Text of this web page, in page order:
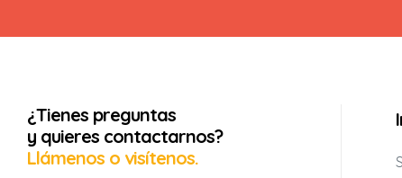
¿Tienes preguntas
y quieres contactarnos?
Llámenos o visítenos.
2027